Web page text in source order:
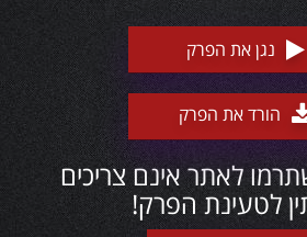
נגן את הפרק
הורד את הפרק
לאתר אינם צריכים
לטעינת הפרק!